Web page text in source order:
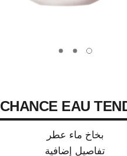
carousel dot
carousel dot
carousel dot
CHANCE EAU
بخاخ ماء عطر
تفاصيل إضافية